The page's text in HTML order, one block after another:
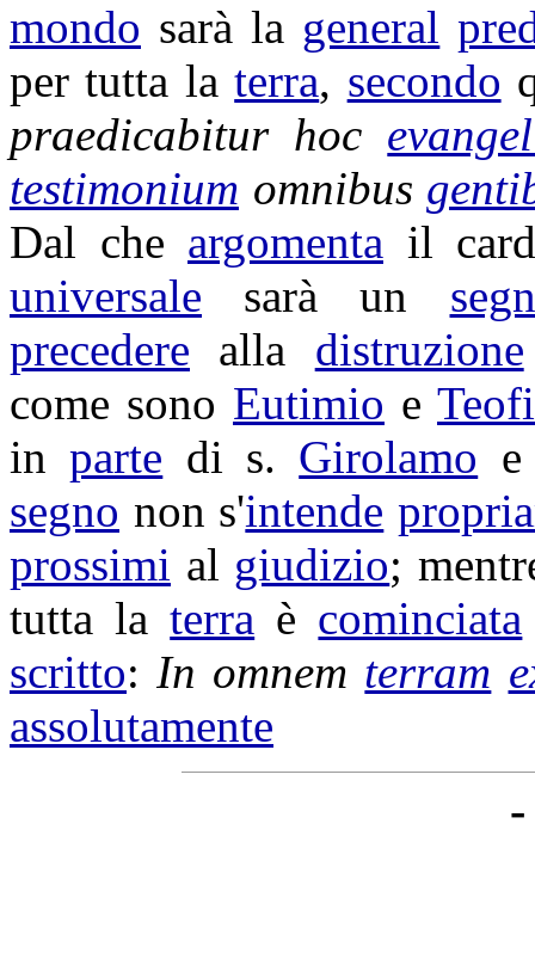
mondo sarà la general
per tutta laterra, secondo
praedicabiturhoc
testimonium omnibus
Dal che argomenta il card
universale sarà un
precedere alla distruzione
come sono Eutimio e
inparte di s. Girolamo
segno non s'intende
prossimi al giudizio;
tutta laterra è cominciata
scritto: In omnem terram
assolutamente